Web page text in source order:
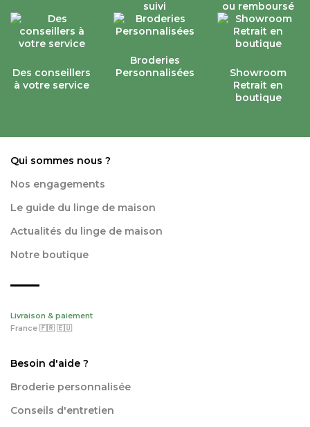
suivi
ou remboursé
Des conseillers
à votre service
Broderies
Personnalisées
Showroom
Retrait en
boutique
Qui sommes nous ?
Nos engagements
Le guide du linge de maison
Actualités du linge de maison
Notre boutique
Livraison & paiement
France 🇫🇷 🇪🇺
Besoin d'aide ?
Broderie personnalisée
Conseils d'entretien